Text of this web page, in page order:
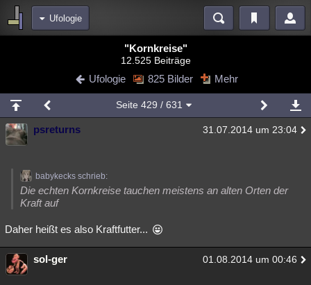
Ufologie
Blogs Videos
Chat Wiki Neuigkeiten
meine Rubriken
Menschen Wissenschaft Mystery Kriminalfälle
Natur Umfragen Unterhaltung
weitere Rubriken
Philosophie Träume Orte
Astronomie Gaming Filme
"Kornkreise"
12.525 Beiträge
Ufologie 825 Bilder Mehr
Seite 429 / 631
psreturns 31.07.2014 um 23:04
babykecks schrieb:
Die echten Kornkreise tauchen meistens an alten Orten der
Kraft auf
Daher heißt es also Kraftfutter...
sol-ger 01.08.2014 um 00:46